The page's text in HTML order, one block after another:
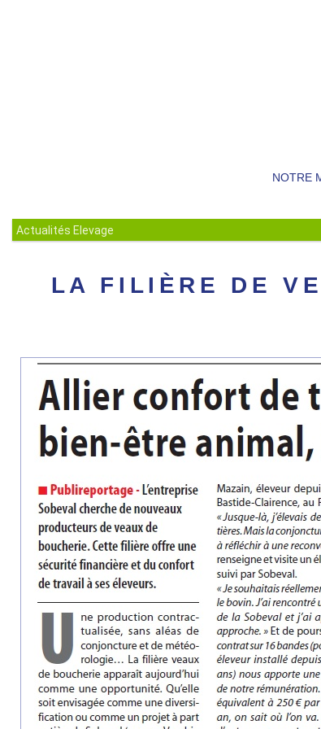
NOTRE
Actualités Elevage
LA FILIÈRE DE